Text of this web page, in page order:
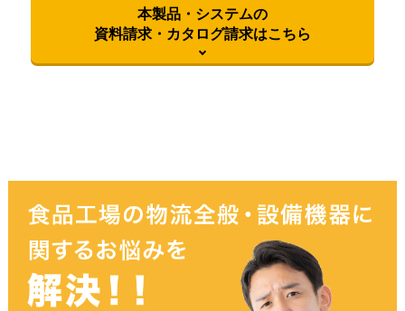
本製品・システムの
資料請求・カタログ請求はこちら
お名前 必須